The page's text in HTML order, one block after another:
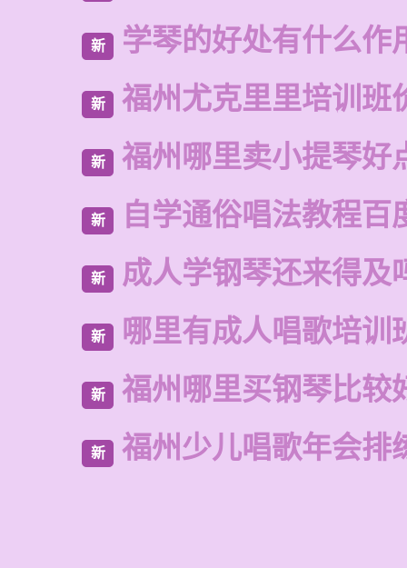
新 学琴的好处有什么作
新 福州尤克里里培训班
新 福州哪里卖小提琴好
新 自学通俗唱法教程百
新 成人学钢琴还来得及
新 哪里有成人唱歌培训
新 福州哪里买钢琴比较
新 福州少儿唱歌年会排